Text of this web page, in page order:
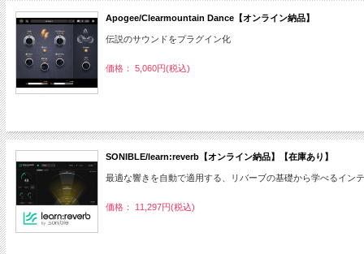
Apogee/Clearmountain Dance【オンライン納品】
伝説のサウンドをプラグイン化
価格： 5,060円(税込)
SONIBLE/learn:reverb【オンライン納品】【在庫あり】
最適な響きを自動で適用する、リバーブの基礎から学べるイン
価格： 11,297円(税込)